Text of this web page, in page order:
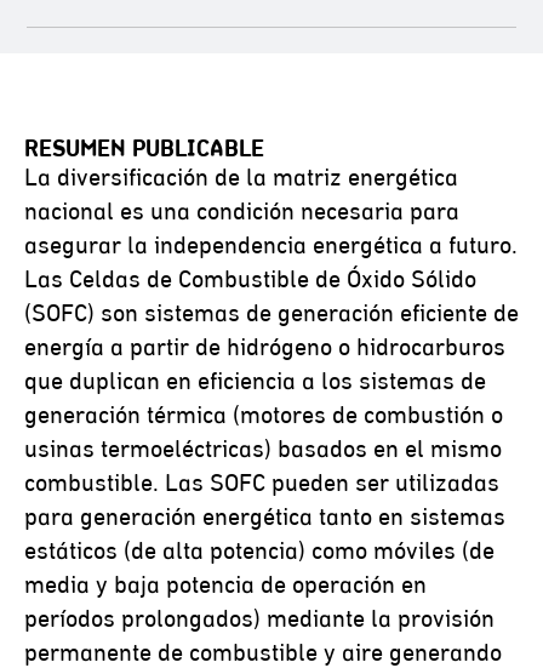
RESUMEN PUBLICABLE
La diversificación de la matriz energética
nacional es una condición necesaria para
asegurar la independencia energética a futuro.
Las Celdas de Combustible de Óxido Sólido
(SOFC) son sistemas de generación eficiente de
energía a partir de hidrógeno o hidrocarburos
que duplican en eficiencia a los sistemas de
generación térmica (motores de combustión o
usinas termoeléctricas) basados en el mismo
combustible. Las SOFC pueden ser utilizadas
para generación energética tanto en sistemas
estáticos (de alta potencia) como móviles (de
media y baja potencia de operación en
períodos prolongados) mediante la provisión
permanente de combustible y aire generando